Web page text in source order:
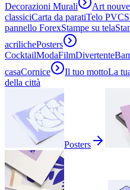
Decorazioni Murali Art
classiciCarta da paratiTelo PVC
pannello ForexStampe su tela
acrilichePosters
CocktailModaFilmDivertente
casaCornice Il tuo mottoLa
della città
Posters